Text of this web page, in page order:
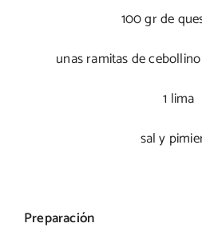
100 gr de
unas ramitas de
1 lima
sal y
Preparación